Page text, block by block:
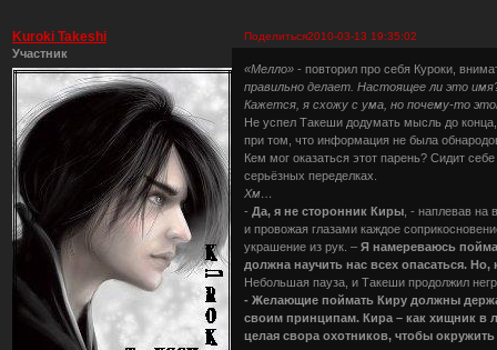
Поделиться2010-03-13 19:35:02
Kuroki Takeshi
Участник
«Мелло» - повторил про себя Куроки,
правильно делает. Настоящее ли это
Кажется, я схожу с ума, но почему-то
Не успел Такеши додумать мысль до
при том, что информация не была
Кем мог оказаться этот парень? Сидит
серьёзных переделках.
Хм…
-Да, я не сторонник Киры , - наплевав
и провожая глазами каждое
украшение из рук. –Я намереваюсь
должна научить нас всех опасаться.
Небольшая пауза, и Такеши продолжил
- Желающие поймать Киру должны
своим принципам. Кира – как хищник в
целая свора охотников, чтобы